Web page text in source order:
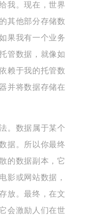
我。现在，世界
其他部分存储数
果我有一个业务
管数据，就像如
赖于我的托管数
并将数据存储在
。数据属于某个
据。所以你最终
的数据副本，它
影或网站数据，
放。最终，在文
会激励人们在世